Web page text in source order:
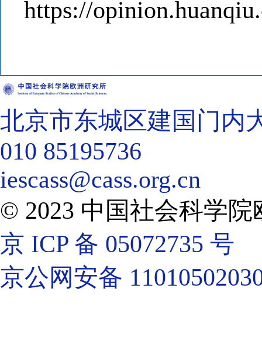
https://
北京市东城区建国门内
010 85195736
iescass@cass.org.cn
© 2023 中国社会科学
京 ICP 备 05072735 号
京公网安备